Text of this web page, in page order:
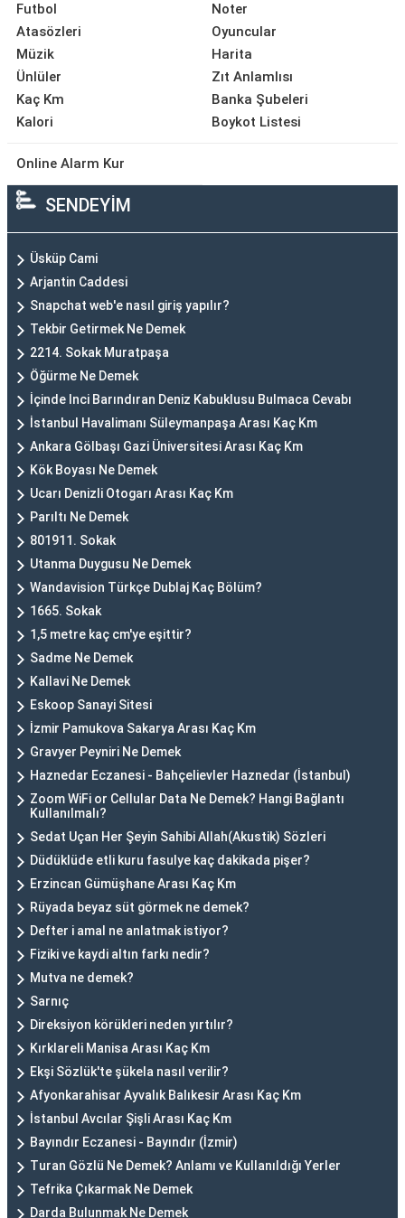
Futbol
Atasözleri
Müzik
Ünlüler
Kaç Km
Kalori
Noter
Oyuncular
Harita
Zıt Anlamlısı
Banka Şubeleri
Boykot Listesi
Online Alarm Kur
SENDEYİM
Üsküp Cami
Arjantin Caddesi
Snapchat web'e nasıl giriş yapılır?
Tekbir Getirmek Ne Demek
2214. Sokak Muratpaşa
Öğürme Ne Demek
İçinde Inci Barındıran Deniz Kabuklusu Bulmaca Cevabı
İstanbul Havalimanı Süleymanpaşa Arası Kaç Km
Ankara Gölbaşı Gazi Üniversitesi Arası Kaç Km
Kök Boyası Ne Demek
Ucarı Denizli Otogarı Arası Kaç Km
Parıltı Ne Demek
801911. Sokak
Utanma Duygusu Ne Demek
Wandavision Türkçe Dublaj Kaç Bölüm?
1665. Sokak
1,5 metre kaç cm'ye eşittir?
Sadme Ne Demek
Kallavi Ne Demek
Eskoop Sanayi Sitesi
İzmir Pamukova Sakarya Arası Kaç Km
Gravyer Peyniri Ne Demek
Haznedar Eczanesi - Bahçelievler Haznedar (İstanbul)
Zoom WiFi or Cellular Data Ne Demek? Hangi Bağlantı
Kullanılmalı?
Sedat Uçan Her Şeyin Sahibi Allah(Akustik) Sözleri
Düdüklüde etli kuru fasulye kaç dakikada pişer?
Erzincan Gümüşhane Arası Kaç Km
Rüyada beyaz süt görmek ne demek?
Defter i amal ne anlatmak istiyor?
Fiziki ve kaydi altın farkı nedir?
Mutva ne demek?
Sarnıç
Direksiyon körükleri neden yırtılır?
Kırklareli Manisa Arası Kaç Km
Ekşi Sözlük'te şükela nasıl verilir?
Afyonkarahisar Ayvalık Balıkesir Arası Kaç Km
İstanbul Avcılar Şişli Arası Kaç Km
Bayındır Eczanesi - Bayındır (İzmir)
Turan Gözlü Ne Demek? Anlamı ve Kullanıldığı Yerler
Tefrika Çıkarmak Ne Demek
Darda Bulunmak Ne Demek